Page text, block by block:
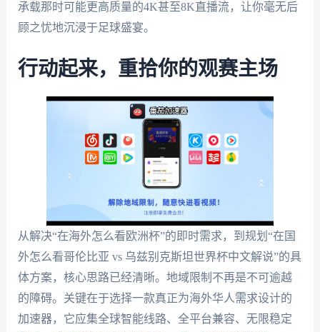
承载那时可能更高质量的4K甚至8K直播流，让你毫无后
顾之忧地沉浸于足球盛宴。
行动起来，重拾你的观赛主场
从解决“在海外怎么看欧洲杯”的即时需求，到规划“在国
外怎么看哥伦比亚 vs 乌兹别克斯坦世界杯中文解说”的具
体方案，核心思路已经清晰。地域限制不再是不可逾越
的障碍。关键在于选择一款真正为海外华人需求设计的
加速器，它应集全球智能线路、全平台兼容、无限稳定